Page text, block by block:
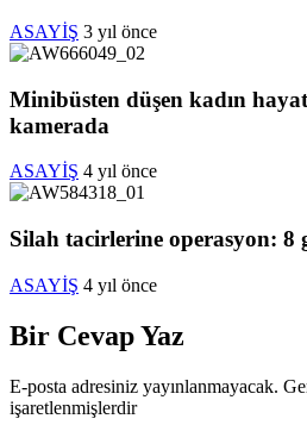
ASAYİŞ 3 yıl önce
Minibüsten düşen kadın
kamerada
ASAYİŞ 4 yıl önce
Silah tacirlerine operasyon: 8
ASAYİŞ 4 yıl önce
Bir Cevap Yaz
E-posta adresiniz yayınlanmayacak.
işaretlenmişlerdir